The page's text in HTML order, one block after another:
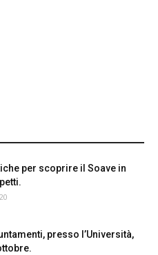
per scoprire il Soave in
presso l’Università,